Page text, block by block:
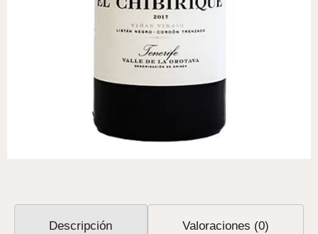
Descripción Valoraciones (0)